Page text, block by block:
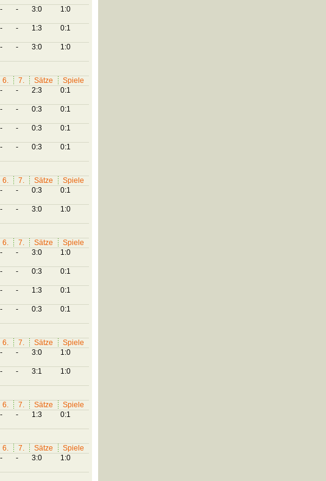
- - 3:0 1:0
- - 1:3 0:1
- - 3:0 1:0
6. 7. Sätze
Spiele
- - 2:3 0:1
- - 0:3 0:1
- - 0:3 0:1
- - 0:3 0:1
6. 7. Sätze
Spiele
- - 0:3 0:1
- - 3:0 1:0
6. 7. Sätze
Spiele
- - 3:0 1:0
- - 0:3 0:1
- - 1:3 0:1
- - 0:3 0:1
6. 7. Sätze
Spiele
- - 3:0 1:0
- - 3:1 1:0
6. 7. Sätze
Spiele
- - 1:3 0:1
6. 7. Sätze
Spiele
- - 3:0 1:0